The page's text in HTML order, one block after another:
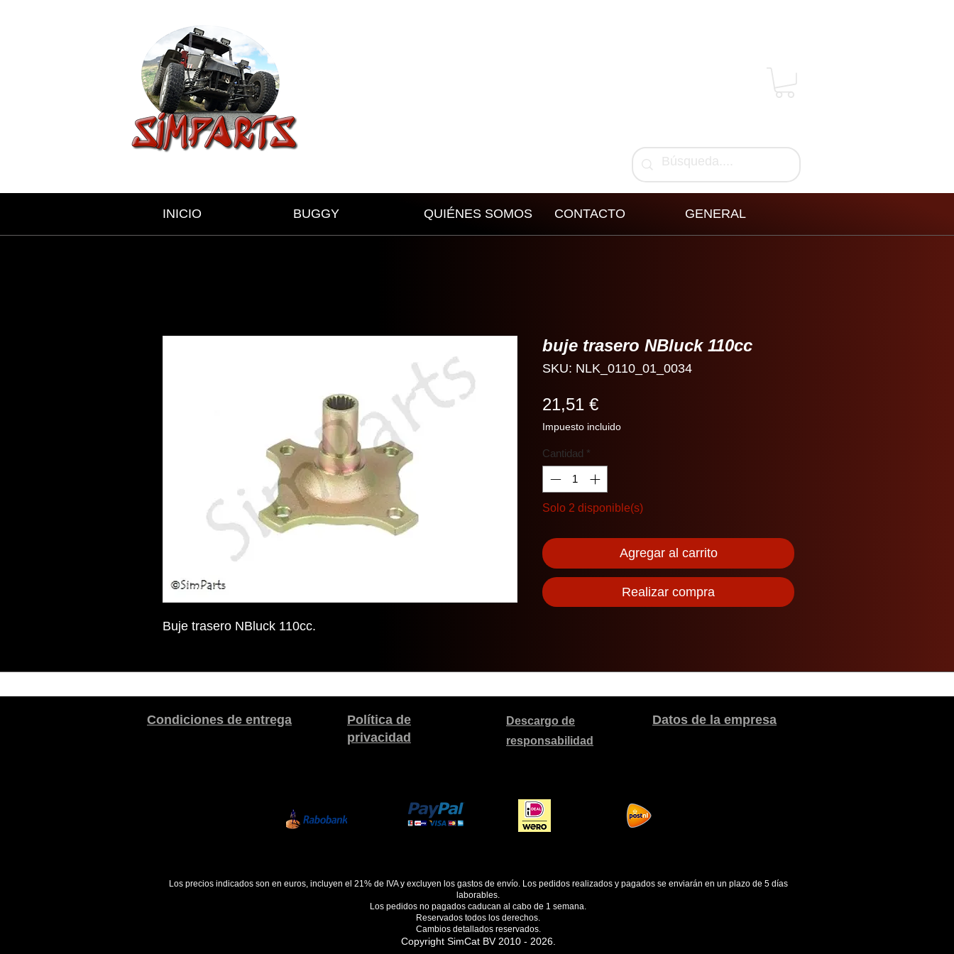
INICIO BUGGY QUIÉNES SOMOS CONTACTO GENERAL
Buje trasero NBluck 110cc.
buje trasero NBluck 110cc
SKU: NLK_0110_01_0034
21,51 €Precio
Impuesto incluido
Cantidad *
Solo 2 disponible(s)
Agregar al carrito
Realizar compra
Condiciones de entrega
Política de
privacidad
Descargo de
responsabilidad
Datos de la empresa
Los precios indicados son en euros, incluyen el 21% de IVA y excluyen los gastos de envío. Los pedidos realizados y pagados se enviarán en un plazo de 5 días
laborables.
Los pedidos no pagados caducan al cabo de 1 semana.
Reservados todos los derechos.
Cambios detallados reservados.
Copyright SimCat BV 2010 - 2026.